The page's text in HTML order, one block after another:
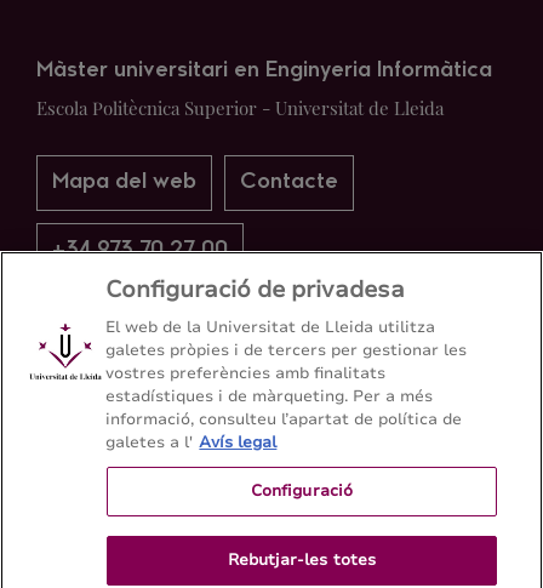
Màster universitari en Enginyeria Informàtica
Escola Politècnica Superior - Universitat de Lleida
Mapa del web Contacte
+34 973 70 27 00
Configuració de privadesa
El web de la Universitat de Lleida utilitza
galetes pròpies i de tercers per gestionar les
vostres preferències amb finalitats
estadístiques i de màrqueting. Per a més
informació, consulteu l’apartat de política de
galetes a l' Avís legal
Configuració
Rebutjar-les totes